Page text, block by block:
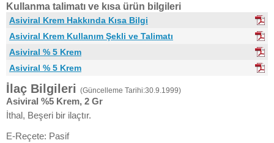
Kullanma talimatı ve kısa ürün bilgileri
Asiviral Krem Hakkında Kısa Bilgi
Asiviral Krem Kullanım Şekli ve Talimatı
Asiviral % 5 Krem
Asiviral % 5 Krem
İlaç Bilgileri (Güncelleme Tarihi:30.9.1999)
Asiviral %5 Krem, 2 Gr
İthal, Beşeri bir ilaçtır.
E-Reçete: Pasif